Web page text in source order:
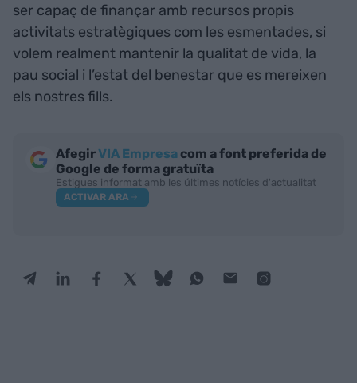
ser capaç de finançar amb recursos propis
activitats estratègiques com les esmentades, si
volem realment mantenir la qualitat de vida, la
pau social i l’estat del benestar que es mereixen
els nostres fills.
AfegirVIA Empresa com a font preferida de
Google de forma gratuïta
Estigues informat amb les últimes notícies d'actualitat
ACTIVAR ARA